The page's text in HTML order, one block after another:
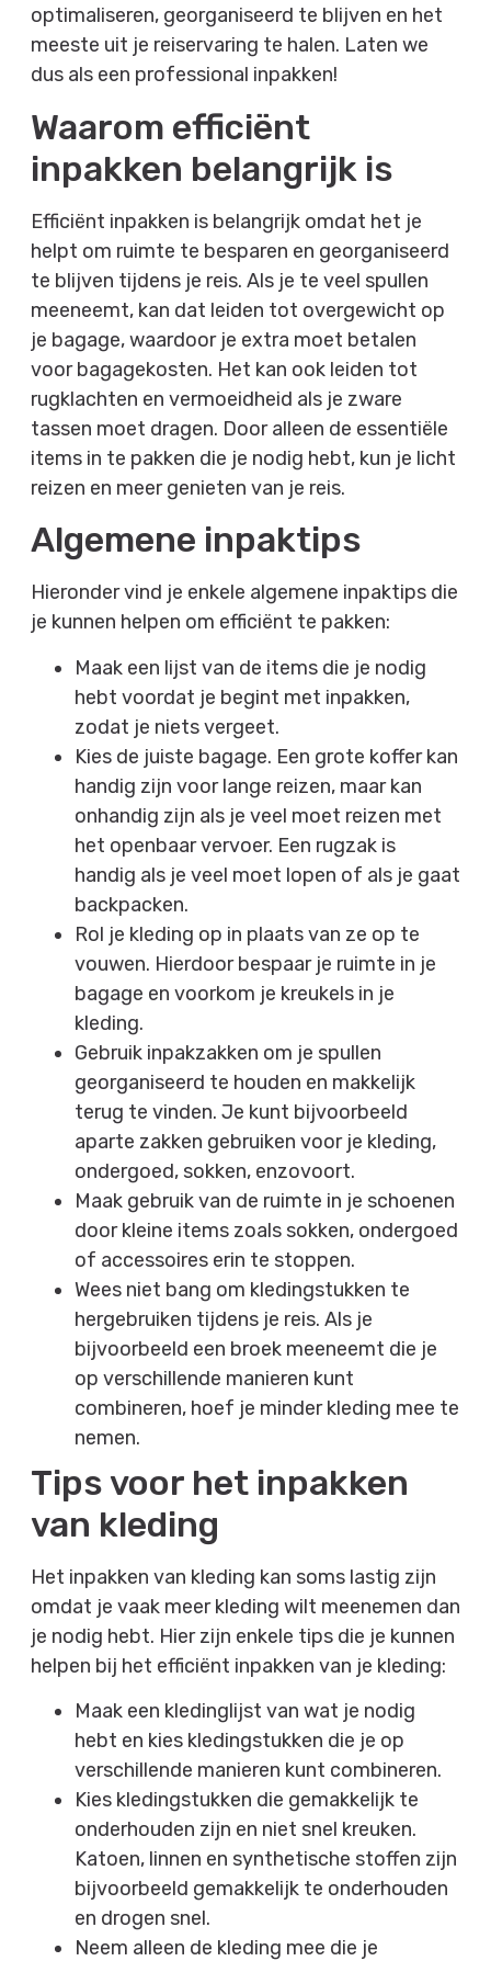
optimaliseren, georganiseerd te blijven en het
meeste uit je reiservaring te halen. Laten we
dus als een professional inpakken!
Waarom efficiënt
inpakken belangrijk is
Efficiënt inpakken is belangrijk omdat het je
helpt om ruimte te besparen en georganiseerd
te blijven tijdens je reis. Als je te veel spullen
meeneemt, kan dat leiden tot overgewicht op
je bagage, waardoor je extra moet betalen
voor bagagekosten. Het kan ook leiden tot
rugklachten en vermoeidheid als je zware
tassen moet dragen. Door alleen de essentiële
items in te pakken die je nodig hebt, kun je licht
reizen en meer genieten van je reis.
Algemene inpaktips
Hieronder vind je enkele algemene inpaktips die
je kunnen helpen om efficiënt te pakken:
Maak een lijst van de items die je nodig
hebt voordat je begint met inpakken,
zodat je niets vergeet.
Kies de juiste bagage. Een grote koffer kan
handig zijn voor lange reizen, maar kan
onhandig zijn als je veel moet reizen met
het openbaar vervoer. Een rugzak is
handig als je veel moet lopen of als je gaat
backpacken.
Rol je kleding op in plaats van ze op te
vouwen. Hierdoor bespaar je ruimte in je
bagage en voorkom je kreukels in je
kleding.
Gebruik inpakzakken om je spullen
georganiseerd te houden en makkelijk
terug te vinden. Je kunt bijvoorbeeld
aparte zakken gebruiken voor je kleding,
ondergoed, sokken, enzovoort.
Maak gebruik van de ruimte in je schoenen
door kleine items zoals sokken, ondergoed
of accessoires erin te stoppen.
Wees niet bang om kledingstukken te
hergebruiken tijdens je reis. Als je
bijvoorbeeld een broek meeneemt die je
op verschillende manieren kunt
combineren, hoef je minder kleding mee te
nemen.
Tips voor het inpakken
van kleding
Het inpakken van kleding kan soms lastig zijn
omdat je vaak meer kleding wilt meenemen dan
je nodig hebt. Hier zijn enkele tips die je kunnen
helpen bij het efficiënt inpakken van je kleding:
Maak een kledinglijst van wat je nodig
hebt en kies kledingstukken die je op
verschillende manieren kunt combineren.
Kies kledingstukken die gemakkelijk te
onderhouden zijn en niet snel kreuken.
Katoen, linnen en synthetische stoffen zijn
bijvoorbeeld gemakkelijk te onderhouden
en drogen snel.
Neem alleen de kleding mee die je